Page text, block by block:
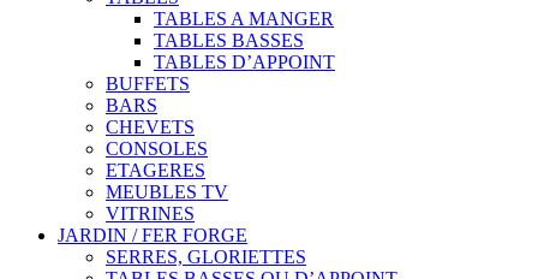
TABLES A MANGER
TABLES BASSES
TABLES D’APPOINT
BUFFETS
BARS
CHEVETS
CONSOLES
ETAGERES
MEUBLES TV
VITRINES
JARDIN / FER FORGE
SERRES, GLORIETTES